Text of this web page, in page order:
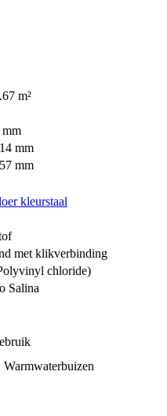
m²
mm
mm
mm
kleurstaal
met klikverbinding
chloride)
Salina
Warmwaterbuizen